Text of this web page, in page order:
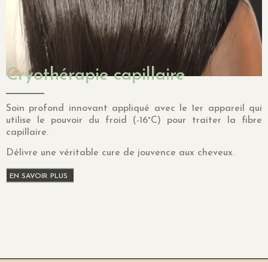
Cryothérapie capillaire
Soin profond innovant appliqué avec le 1er appareil qui
utilise le pouvoir du froid (-16°C) pour traiter la fibre
capillaire.
Délivre une véritable cure de jouvence aux cheveux.
EN SAVOIR PLUS